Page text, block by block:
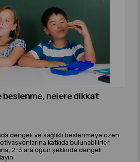
beslenme, nelere dikkat
dengeli ve sağlıklı beslenmeye özen
katkıda bulunabilirler.
2-3 ara öğün şeklinde dengeli